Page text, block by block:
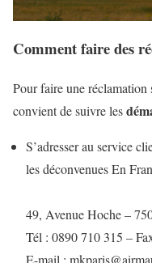
Comment faire des
Pour faire une
convient de suivre les
S’adresser au service
les déconvenues En
49, Avenue Hoche –
Tél : 0890 710 315 –
E-mail :